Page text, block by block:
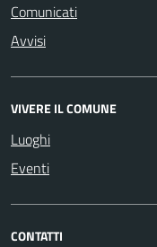
Comunicati
Avvisi
VIVERE IL COMUNE
Luoghi
Eventi
CONTATTI